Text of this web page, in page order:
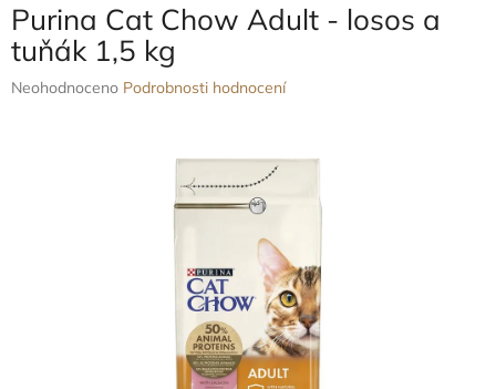
Purina Cat Chow Adult - losos a
tuňák 1,5 kg
Průměrné
Neohodnoceno Podrobnosti hodnocení